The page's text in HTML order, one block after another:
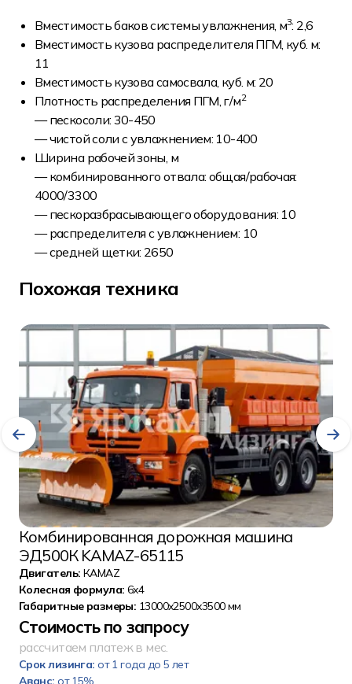
Вместимость баков системы увлажнения, м3: 2,6
Вместимость кузова распределителя ПГМ, куб. м:
11
Вместимость кузова самосвала, куб. м: 20
Плотность распределения ПГМ, г/м2
— пескосоли: 30-450
— чистой соли с увлажнением: 10-400
Ширина рабочей зоны, м
— комбинированного отвала: общая/рабочая:
4000/3300
— пескоразбрасывающего оборудования: 10
— распределителя с увлажнением: 10
— средней щетки: 2650
Похожая техника
Комбинированная дорожная машина
ЭД500К KAMAZ-65115
Двигатель: КАМАZ
Колесная формула: 6x4
Габаритные размеры: 13000x2500x3500 мм
Стоимость по запросу
рассчитаем платеж в мес.
Срок лизинга:от 1 года до 5 лет
Аванс:от 15%